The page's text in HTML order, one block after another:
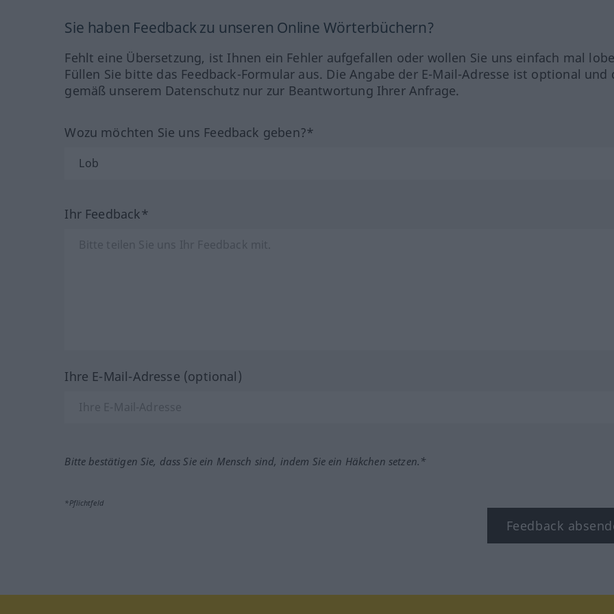
Sie haben Feedback zu unseren Online Wörterbüchern?
Fehlt eine Übersetzung, ist Ihnen ein Fehler aufgefallen oder wollen Sie uns einfach mal
Füllen Sie bitte das Feedback-Formular aus. Die Angabe der E-Mail-Adresse ist optional und
gemäß unserem Datenschutz nur zur Beantwortung Ihrer Anfrage.
Wozu möchten Sie uns Feedback geben?*
Ihr Feedback*
Ihre E-Mail-Adresse (optional)
Bitte bestätigen Sie, dass Sie ein Mensch sind, indem Sie ein Häkchen setzen.*
*Pflichtfeld
Feedback